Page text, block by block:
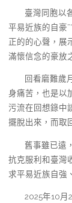
臺灣同胞以
平易近族的自豪
正的的心聲，展
滿懷信念的豪放
回看磨難歲
身痛苦，也是以
污流在回想錄中
擺脫出來，而取
舊事雖已遠
抗克服利和臺灣
求平易近族自強
2025年10月